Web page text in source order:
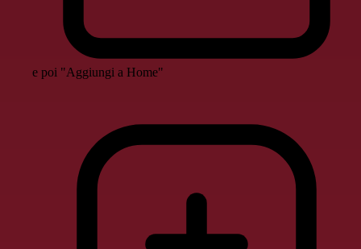
e poi "Aggiungi a Home"